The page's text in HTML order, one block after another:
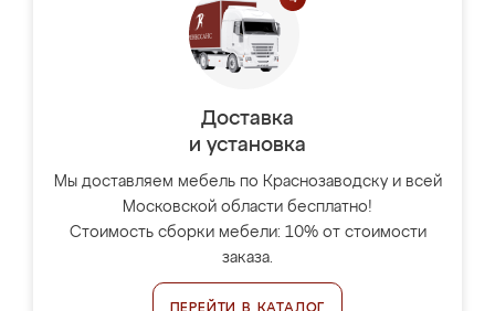
Доставка
и установка
Мы доставляем мебель по Краснозаводску и всей
Московской области бесплатно!
Стоимость сборки мебели: 10% от стоимости
заказа.